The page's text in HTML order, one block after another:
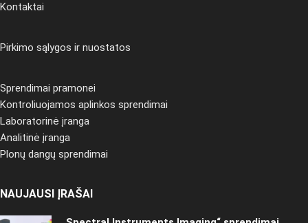
Kontaktai
Pirkimo sąlygos ir nuostatos
Sprendimai pramonei
Kontroliuojamos aplinkos sprendimai
Laboratorinė įranga
Analitinė įranga
Plonų dangų sprendimai
NAUJAUSI ĮRAŠAI